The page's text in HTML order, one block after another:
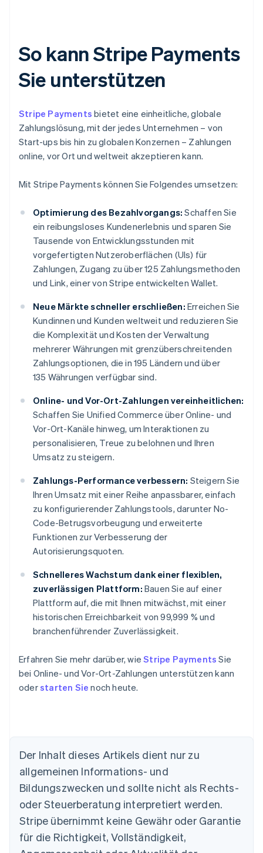
So kann Stripe Payments
Sie unterstützen
Stripe Payments bietet eine einheitliche, globale
Zahlungslösung, mit der jedes Unternehmen – von
Start-ups bis hin zu globalen Konzernen – Zahlungen
online, vor Ort und weltweit akzeptieren kann.
Mit Stripe Payments können Sie Folgendes umsetzen:
Optimierung des Bezahlvorgangs: Schaffen Sie
ein reibungsloses Kundenerlebnis und sparen Sie
Tausende von Entwicklungsstunden mit
vorgefertigten Nutzeroberflächen (UIs) für
Zahlungen, Zugang zu über 125 Zahlungsmethoden
und Link, einer von Stripe entwickelten Wallet.
Neue Märkte schneller erschließen: Erreichen Sie
Kundinnen und Kunden weltweit und reduzieren Sie
die Komplexität und Kosten der Verwaltung
mehrerer Währungen mit grenzüberschreitenden
Zahlungsoptionen, die in 195 Ländern und über
135 Währungen verfügbar sind.
Online- und Vor-Ort-Zahlungen vereinheitlichen:
Schaffen Sie Unified Commerce über Online- und
Vor-Ort-Kanäle hinweg, um Interaktionen zu
personalisieren, Treue zu belohnen und Ihren
Umsatz zu steigern.
Zahlungs-Performance verbessern: Steigern Sie
Ihren Umsatz mit einer Reihe anpassbarer, einfach
zu konfigurierender Zahlungstools, darunter No-
Code-Betrugsvorbeugung und erweiterte
Funktionen zur Verbesserung der
Autorisierungsquoten.
Schnelleres Wachstum dank einer flexiblen,
zuverlässigen Plattform: Bauen Sie auf einer
Plattform auf, die mit Ihnen mitwächst, mit einer
historischen Erreichbarkeit von 99,999 % und
branchenführender Zuverlässigkeit.
Erfahren Sie mehr darüber, wieStripe Payments Sie
bei Online- und Vor-Ort-Zahlungen unterstützen kann
oderstarten Sie noch heute.
Der Inhalt dieses Artikels dient nur zu
allgemeinen Informations- und
Bildungszwecken und sollte nicht als Rechts-
oder Steuerberatung interpretiert werden.
Stripe übernimmt keine Gewähr oder Garantie
für die Richtigkeit, Vollständigkeit,
Australien
English
Belgien
NederlandsFrançais DeutschEnglish